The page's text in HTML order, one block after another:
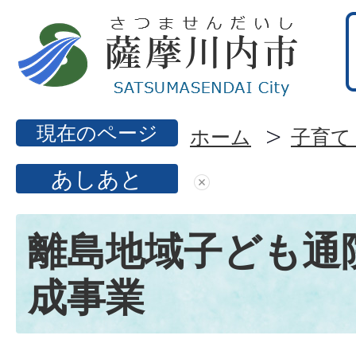
現在のページ ホーム 子育
あしあと
離島地域子ども通
成事業